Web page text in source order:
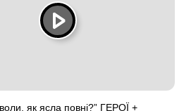
як ясла повні?” ГЕРОЇ +